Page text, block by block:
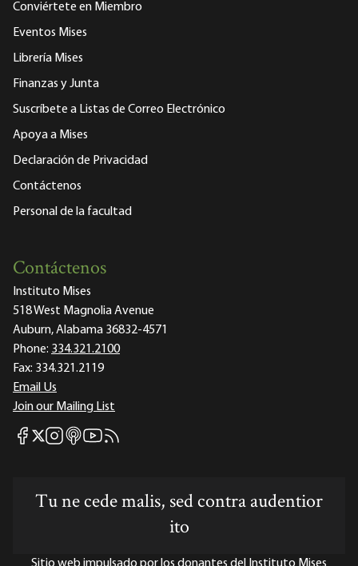
Conviértete en Miembro
Eventos Mises
Librería Mises
Finanzas y Junta
Suscríbete a Listas de Correo Electrónico
Apoya a Mises
Declaración de Privacidad
Contáctenos
Personal de la facultad
Contáctenos
Instituto Mises
518 West Magnolia Avenue
Auburn, Alabama 36832-4571
Phone: 334.321.2100
Fax: 334.321.2119
Email Us
Join our Mailing List
Mises Facebook
Mises X
Mises Instagram
Mises itunes
Mises Youtube
Mises RSS feed
Tu ne cede malis, sed contra audentior
ito